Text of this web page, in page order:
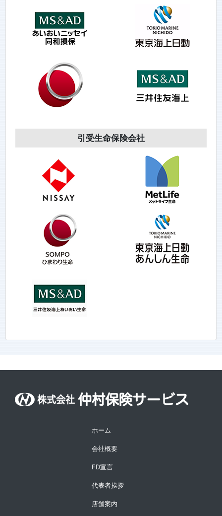
引受生命保険会社
ホーム
会社概要
FD宣言
代表者挨拶
店舗案内